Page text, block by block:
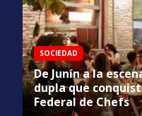
SOCIEDAD
De Junín a la
dupla que
Federal de Chefs